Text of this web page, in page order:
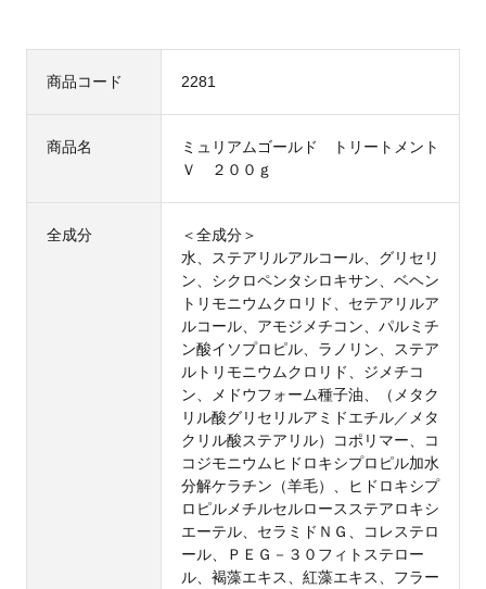
商品コード 2281
商品名
ミュリアムゴールド トリートメント
Ｖ ２００ｇ
全成分
＜全成分＞
水、ステアリルアルコール、グリセリ
ン、シクロペンタシロキサン、ベヘン
トリモニウムクロリド、セテアリルア
ルコール、アモジメチコン、パルミチ
ン酸イソプロピル、ラノリン、ステア
ルトリモニウムクロリド、ジメチコ
ン、メドウフォーム種子油、（メタク
リル酸グリセリルアミドエチル／メタ
クリル酸ステアリル）コポリマー、コ
コジモニウムヒドロキシプロピル加水
分解ケラチン（羊毛）、ヒドロキシプ
ロピルメチルセルロースステアロキシ
エーテル、セラミドＮＧ、コレステロ
ール、ＰＥＧ－３０フィトステロー
ル、褐藻エキス、紅藻エキス、フラー